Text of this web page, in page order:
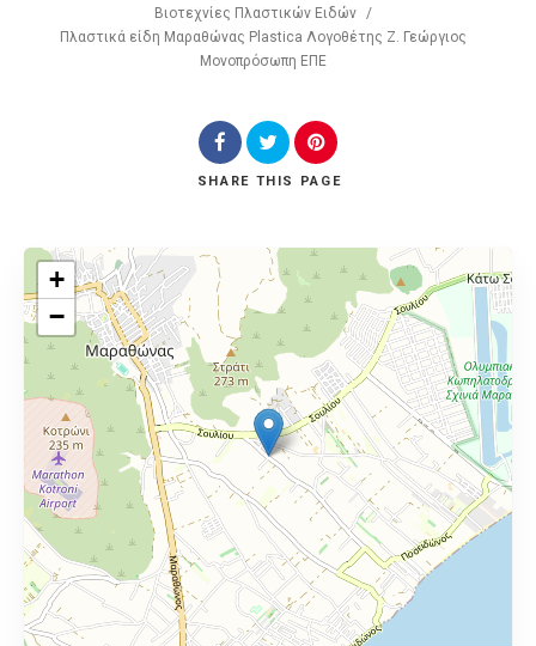
Βιοτεχνίες Πλαστικών Ειδών /
Πλαστικά είδη Μαραθώνας Plastica Λογοθέτης Ζ. Γεώργιος
Μονοπρόσωπη ΕΠΕ
SHARE THIS PAGE
+
−